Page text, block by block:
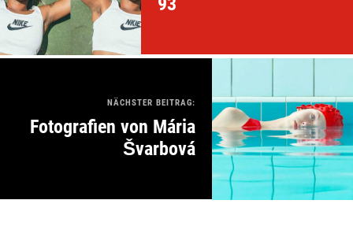
NÄCHSTER BEITRAG:
Fotografien von Mária
Švarbová